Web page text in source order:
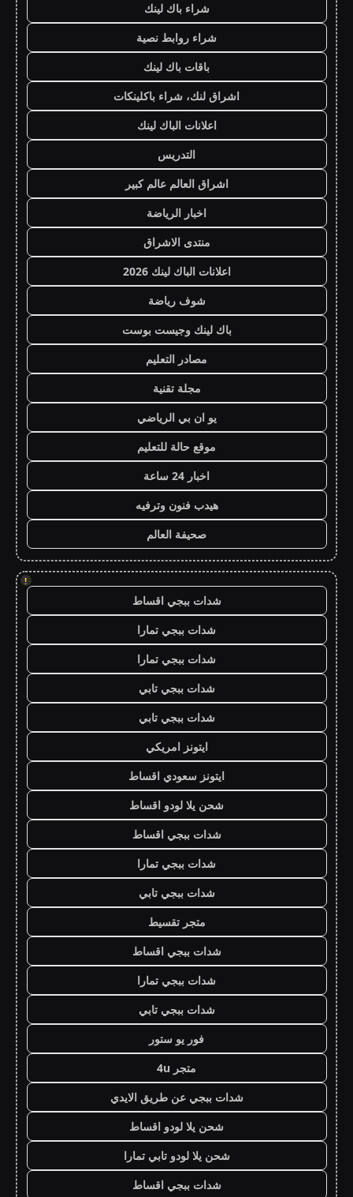
شراء باك لينك
شراء روابط نصية
باقات باك لينك
اشراق لنك، شراء باكلينكات
اعلانات الباك لينك
التدريس
اشراق العالم عالم كبير
اخبار الرياضة
منتدى الاشراق
اعلانات الباك لينك 2026
شوف رياضة
باك لينك وجيست بوست
مصادر التعليم
مجلة تقنية
يو ان بي الرياضي
موقع حالة للتعليم
اخبار 24 ساعة
هيدب فنون وترفيه
صحيفة العالم
!
شدات ببجي اقساط
شدات ببجي تمارا
شدات ببجي تمارا
شدات ببجي تابي
شدات ببجي تابي
ايتونز امريكي
ايتونز سعودي اقساط
شحن يلا لودو اقساط
شدات ببجي اقساط
شدات ببجي تمارا
شدات ببجي تابي
متجر تقسيط
شدات ببجي اقساط
شدات ببجي تمارا
شدات ببجي تابي
فور يو ستور
متجر 4u
شدات ببجي عن طريق الايدي
شحن يلا لودو اقساط
شحن يلا لودو تابي تمارا
شدات ببجي اقساط